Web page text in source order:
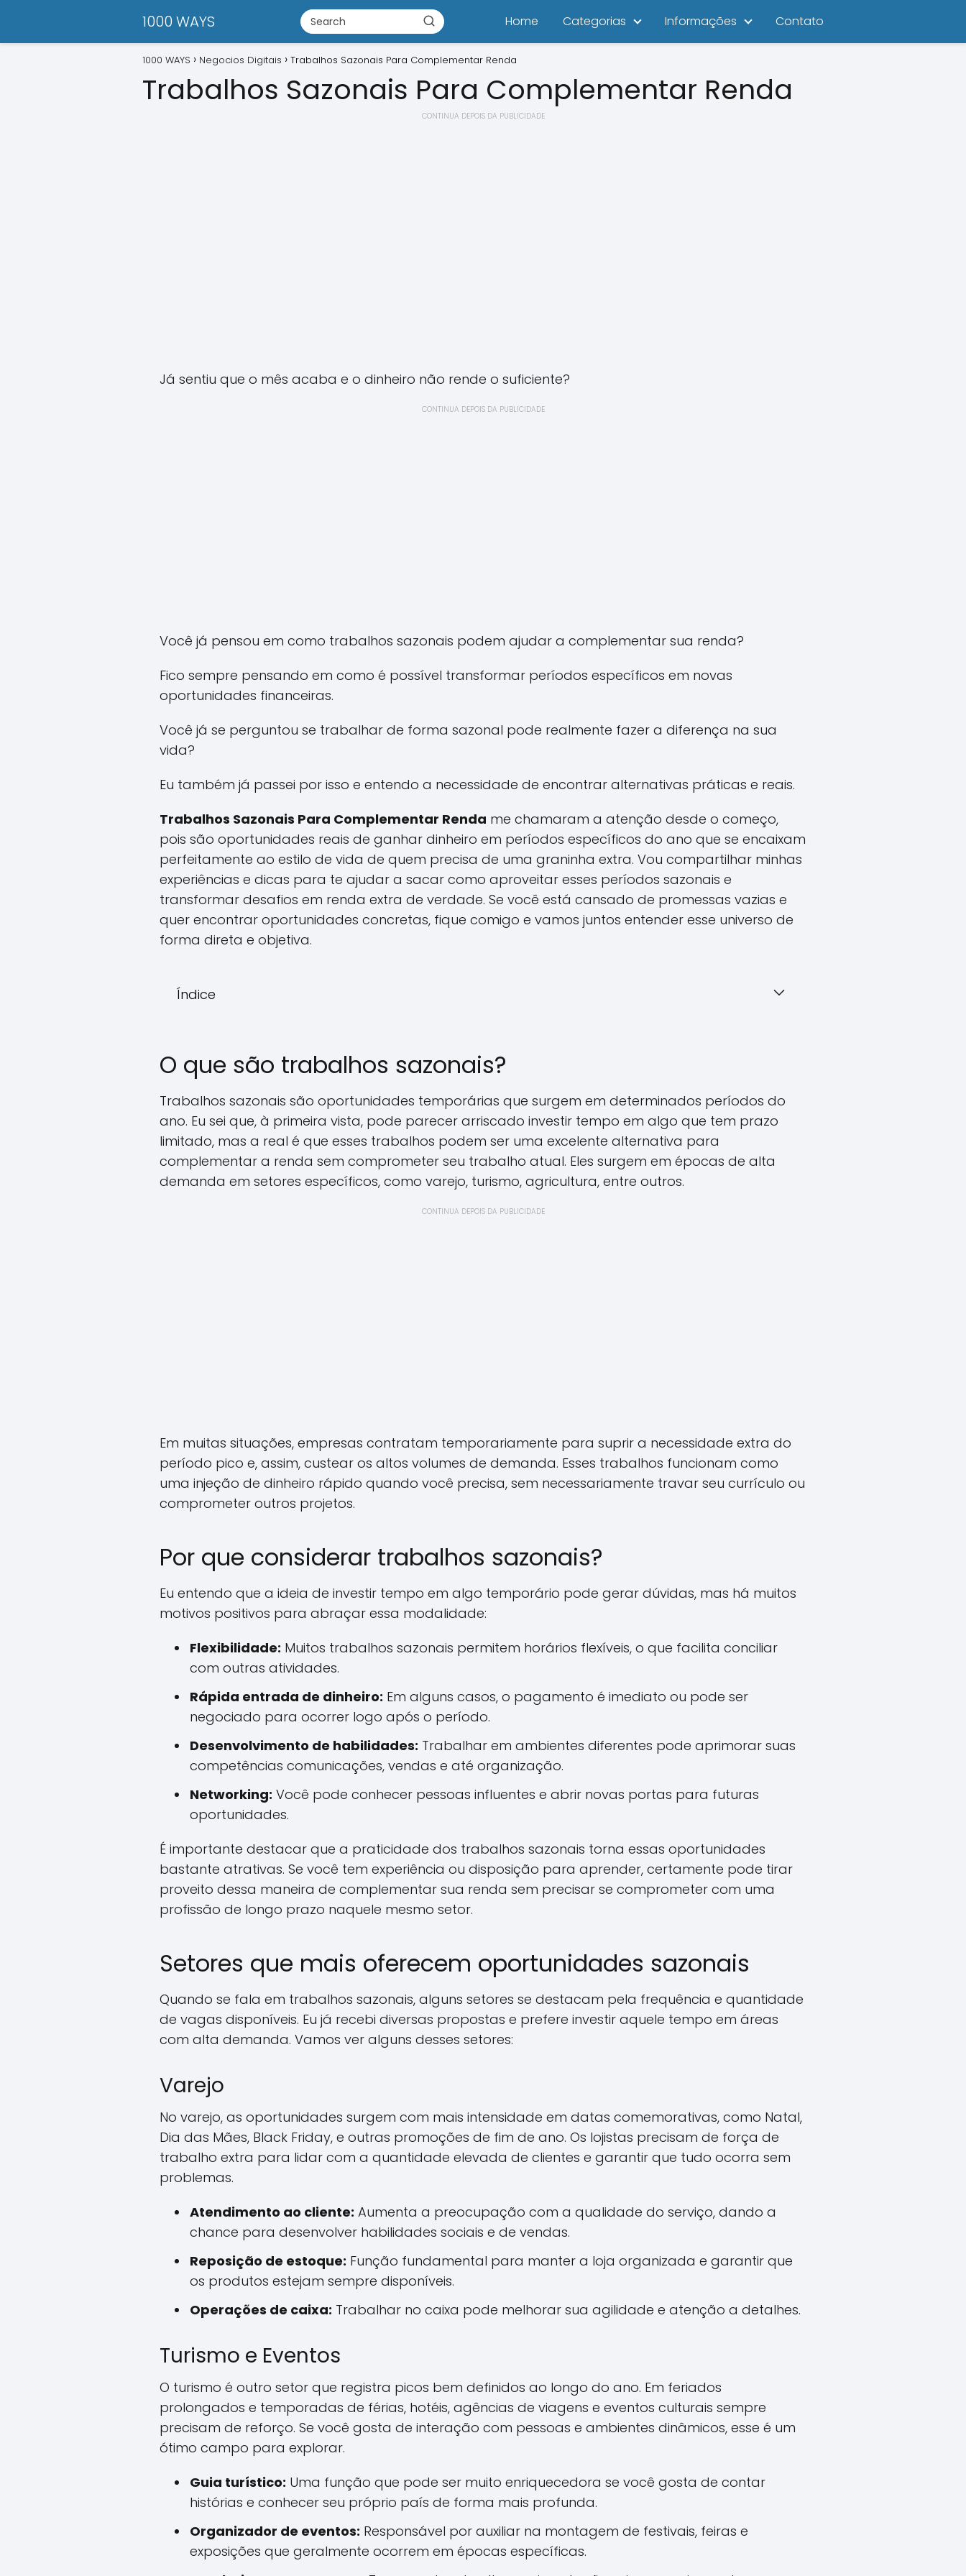
1000 WAYS Home Categorias Informações Contato
1000 WAYS Negocios Digitais Trabalhos Sazonais Para Complementar Renda
Trabalhos Sazonais Para Complementar Renda
CONTINUA DEPOIS DA PUBLICIDADE
Já sentiu que o mês acaba e o dinheiro não rende o suficiente?
CONTINUA DEPOIS DA PUBLICIDADE
Você já pensou em como trabalhos sazonais podem ajudar a complementar sua renda?
Fico sempre pensando em como é possível transformar períodos específicos em novas
oportunidades financeiras.
Você já se perguntou se trabalhar de forma sazonal pode realmente fazer a diferença na sua
vida?
Eu também já passei por isso e entendo a necessidade de encontrar alternativas práticas e reais.
Trabalhos Sazonais Para Complementar Renda me chamaram a atenção desde o começo,
pois são oportunidades reais de ganhar dinheiro em períodos específicos do ano que se encaixam
perfeitamente ao estilo de vida de quem precisa de uma graninha extra. Vou compartilhar minhas
experiências e dicas para te ajudar a sacar como aproveitar esses períodos sazonais e
transformar desafios em renda extra de verdade. Se você está cansado de promessas vazias e
quer encontrar oportunidades concretas, fique comigo e vamos juntos entender esse universo de
forma direta e objetiva.
Índice
O que são trabalhos sazonais?
Trabalhos sazonais são oportunidades temporárias que surgem em determinados períodos do
ano. Eu sei que, à primeira vista, pode parecer arriscado investir tempo em algo que tem prazo
limitado, mas a real é que esses trabalhos podem ser uma excelente alternativa para
complementar a renda sem comprometer seu trabalho atual. Eles surgem em épocas de alta
demanda em setores específicos, como varejo, turismo, agricultura, entre outros.
CONTINUA DEPOIS DA PUBLICIDADE
Em muitas situações, empresas contratam temporariamente para suprir a necessidade extra do
período pico e, assim, custear os altos volumes de demanda. Esses trabalhos funcionam como
uma injeção de dinheiro rápido quando você precisa, sem necessariamente travar seu currículo ou
comprometer outros projetos.
Por que considerar trabalhos sazonais?
Eu entendo que a ideia de investir tempo em algo temporário pode gerar dúvidas, mas há muitos
motivos positivos para abraçar essa modalidade:
Flexibilidade: Muitos trabalhos sazonais permitem horários flexíveis, o que facilita conciliar
com outras atividades.
Rápida entrada de dinheiro: Em alguns casos, o pagamento é imediato ou pode ser
negociado para ocorrer logo após o período.
Desenvolvimento de habilidades: Trabalhar em ambientes diferentes pode aprimorar suas
competências comunicações, vendas e até organização.
Networking: Você pode conhecer pessoas influentes e abrir novas portas para futuras
oportunidades.
É importante destacar que a praticidade dos trabalhos sazonais torna essas oportunidades
bastante atrativas. Se você tem experiência ou disposição para aprender, certamente pode tirar
proveito dessa maneira de complementar sua renda sem precisar se comprometer com uma
profissão de longo prazo naquele mesmo setor.
Setores que mais oferecem oportunidades sazonais
Quando se fala em trabalhos sazonais, alguns setores se destacam pela frequência e quantidade
de vagas disponíveis. Eu já recebi diversas propostas e prefere investir aquele tempo em áreas
com alta demanda. Vamos ver alguns desses setores:
Varejo
No varejo, as oportunidades surgem com mais intensidade em datas comemorativas, como Natal,
Dia das Mães, Black Friday, e outras promoções de fim de ano. Os lojistas precisam de força de
trabalho extra para lidar com a quantidade elevada de clientes e garantir que tudo ocorra sem
problemas.
Atendimento ao cliente: Aumenta a preocupação com a qualidade do serviço, dando a
chance para desenvolver habilidades sociais e de vendas.
Reposição de estoque: Função fundamental para manter a loja organizada e garantir que
os produtos estejam sempre disponíveis.
Operações de caixa: Trabalhar no caixa pode melhorar sua agilidade e atenção a detalhes.
Turismo e Eventos
O turismo é outro setor que registra picos bem definidos ao longo do ano. Em feriados
prolongados e temporadas de férias, hotéis, agências de viagens e eventos culturais sempre
precisam de reforço. Se você gosta de interação com pessoas e ambientes dinâmicos, esse é um
ótimo campo para explorar.
Guia turístico: Uma função que pode ser muito enriquecedora se você gosta de contar
histórias e conhecer seu próprio país de forma mais profunda.
Organizador de eventos: Responsável por auxiliar na montagem de festivais, feiras e
exposições que geralmente ocorrem em épocas específicas.